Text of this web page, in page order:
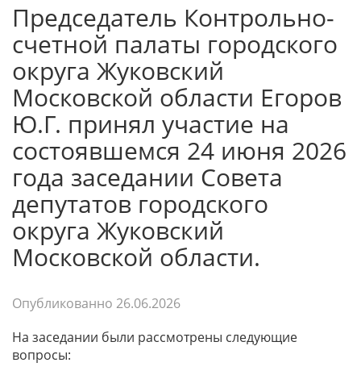
Председатель Контрольно-
счетной палаты городского
округа Жуковский
Московской области Егоров
Ю.Г. принял участие на
состоявшемся 24 июня 2026
года заседании Совета
депутатов городского
округа Жуковский
Московской области.
Опубликованно 26.06.2026
На заседании были рассмотрены следующие
вопросы: